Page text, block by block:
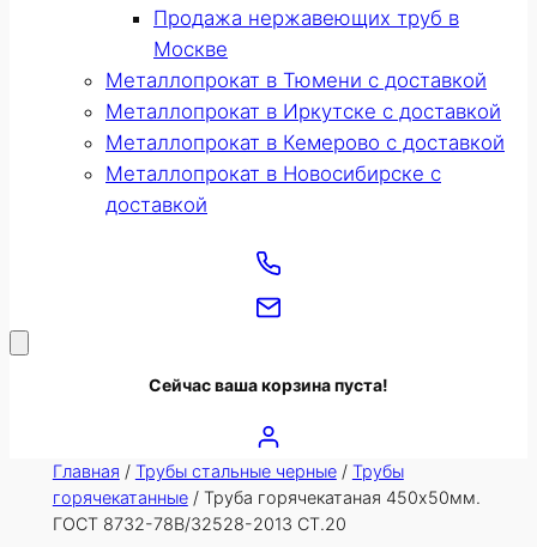
Продажа нержавеющих труб в
Москве
Металлопрокат в Тюмени с доставкой
Металлопрокат в Иркутске с доставкой
Металлопрокат в Кемерово с доставкой
Металлопрокат в Новосибирске с
доставкой
Сейчас ваша корзина пуста!
Главная / Трубы стальные черные/ Трубы
горячекатанные/ Труба горячекатаная 450х50мм.
ГОСТ 8732-78В/32528-2013 СТ.20